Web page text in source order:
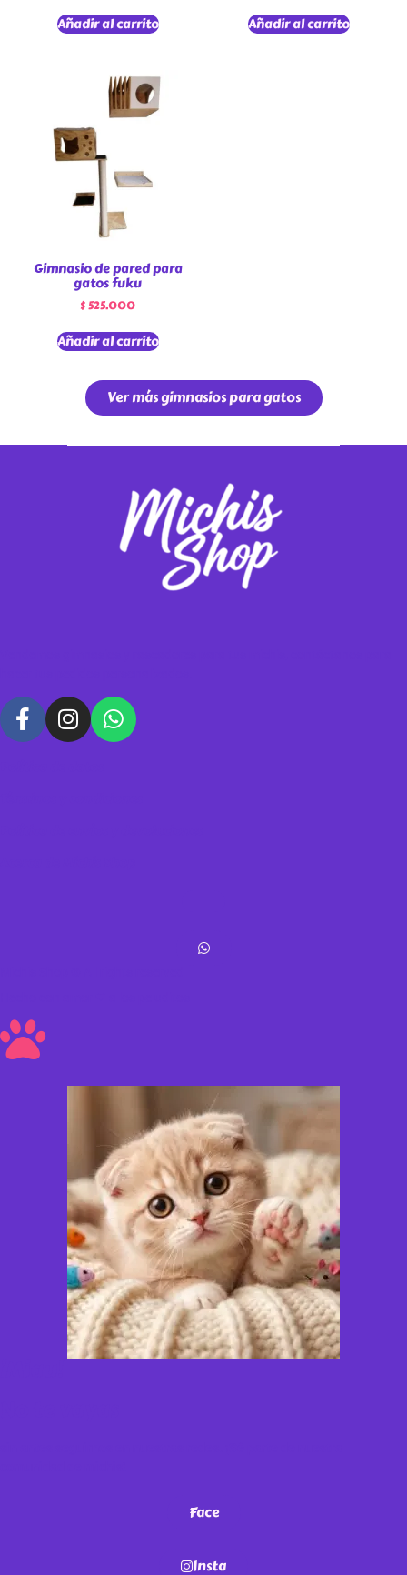
Añadir al carrito Añadir al carrito
Gimnasio de pared para
gatos fuku
$525.000
Añadir al carrito
Ver más gimnasios para gatos
Face
Insta